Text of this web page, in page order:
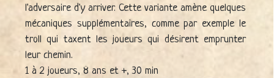
l'adversaire d'y arriver. Cette variante amène quelques
mécaniques supplémentaires, comme par exemple le
troll qui taxent les joueurs qui désirent emprunter
leur chemin.
1 à 2 joueurs, 8 ans et +, 30 min